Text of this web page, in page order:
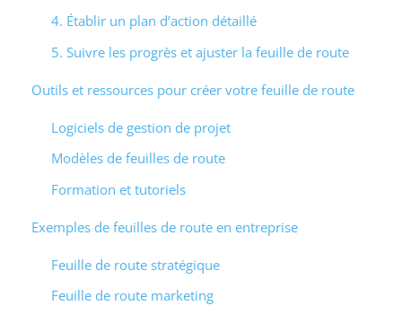
4. Établir un plan d’action détaillé
5. Suivre les progrès et ajuster la feuille de route
Outils et ressources pour créer votre feuille de route
Logiciels de gestion de projet
Modèles de feuilles de route
Formation et tutoriels
Exemples de feuilles de route en entreprise
Feuille de route stratégique
Feuille de route marketing